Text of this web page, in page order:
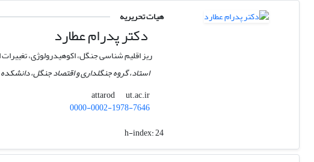
هیات تحریریه
دکتر پدرام عطارد
ریز اقلیم شناسی جنگل، اکوهیدرولوژی، تغییرات
استاد، گروه جنگلداری و اقتصاد جنگل،
attarod
ut.ac.ir
0000-0002-1978-7646
h-index:24